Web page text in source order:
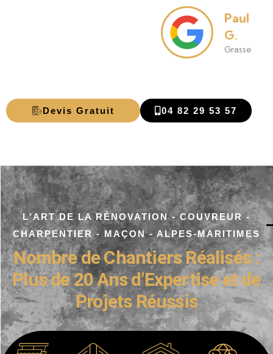
B.
Devis Gratuit 04 82 29 53 57
L'ART DE LA RÉNOVATION - COUVREUR -
CHARPENTIER - MAÇON - ALPES-MARITIMES
Nombre de Chantiers Réalisés :
Plus de 20 Ans d’Expertise et de
Projets Réussis